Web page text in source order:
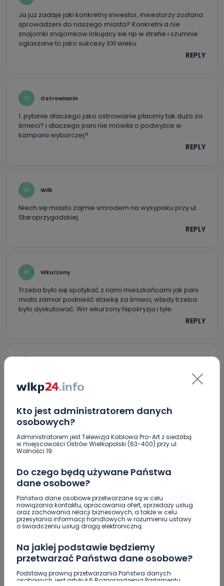
Kto jest administratorem danych
osobowych?
Administratorem jest Telewizja Kablowa Pro-Art z siedzibą
w miejscowości Ostrów Wielkopolski (63-400) przy ul.
Wolności 19.
Do czego będą używane Państwa
dane osobowe?
Państwa dane osobowe przetwarzane są w celu
nawiązania kontaktu, opracowania ofert, sprzedaży usług
oraz zachowania relacji biznesowych, a także w celu
przesyłania informacji handlowych w rozumieniu ustawy
o świadczeniu usług drogą elektroniczną.
Na jakiej podstawie będziemy
przetwarzać Państwa dane osobowe?
Podstawą prawną przetwarzania Państwa danych
osobowych, jest artykuł 6 Rozporządzenia Parlamentu
Ja juz zadaje jaki konkretny inwestor, inwestorzy zostana
sprowadzeni do naszego miasta? Konkretni a nie
znajomki znajomkow lokujacy sie np w strefie i szumnie
oglaszane to jako sukcesy XXI wieku
REPLY
O Ostrowianin
1. pytanie dlaczego jako ostrowianie płacimy tak dużo za
śmieci? i dlaczego pani nie mówiła o podwyżce w
kampanii wyborczej?
REPLY
W Wilk
Niech się miasto zajmie smrodem na wysypisku przy ul.
Staroprzygodzkiej.
REPLY
W Wkurzony
Trzeba było się spotykać z nami mieszkańcami jak pani
miała zamiar podnieść stawkę za śmieci, wtedy trzeba
było dyskutować. Wrr wkurzony hipokryzja i tyle.
REPLY
Ciekawe o czym pani chce teraz rozmawiać. Śmieci pani
radni podnieśli, bonifikaty za przekształcenie prawa na
bałagan w ostrowskim szkolnictwie za które, odpowiada
miasto. Obrona CRK a to pani w kampanii mówiła, że
trzeba likwidować Holdikom czyż nie? Moje pytanie do
pani dlaczego pani nie przychodzi sobie na sesje Rady
Miejskiej kiedy są głosowane ważne uchwały dla
dyskusji.
O Obserwator
od dłuższego czasu nie pokazuje się na sesjach Rady
Miejskiej, a teraz proponuje otwarte spotkanie? Kto
będzie moderował to spontaniczne spotkanie? Czy
może towarzysz Jurek Wójcicki który to walczy o